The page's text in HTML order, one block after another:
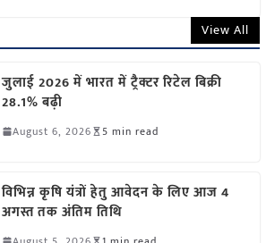
View All
जुलाई 2026 में भारत में ट्रैक्टर रिटेल बिक्री
28.1% बढ़ी
August 6, 2026 5 min read
विभिन्न कृषि यंत्रों हेतु आवेदन के लिए आज 4
अगस्त तक अंतिम तिथि